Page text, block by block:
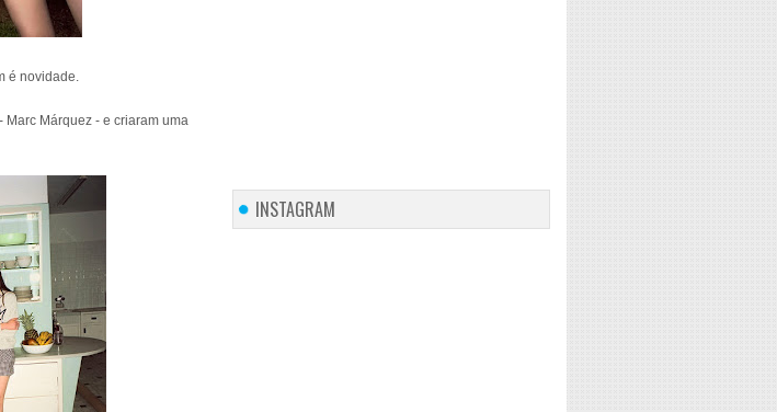
é novidade.
Márquez - e criaram uma
INSTAGRAM